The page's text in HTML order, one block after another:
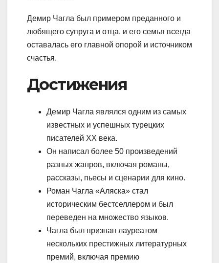
Демир Чагла был примером преданного и
любящего супруга и отца, и его семья всегда
оставалась его главной опорой и источником
счастья.
Достижения
Демир Чагла являлся одним из самых
известных и успешных турецких
писателей XX века.
Он написал более 50 произведений
разных жанров, включая романы,
рассказы, пьесы и сценарии для кино.
Роман Чагла «Аляска» стал
историческим бестселлером и был
переведен на множество языков.
Чагла был признан лауреатом
нескольких престижных литературных
премий, включая премию